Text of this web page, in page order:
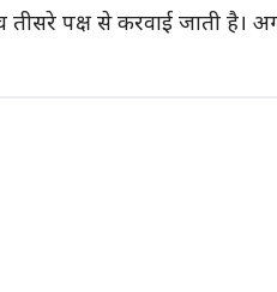
तीसरे पक्ष से करवाई जाती है।